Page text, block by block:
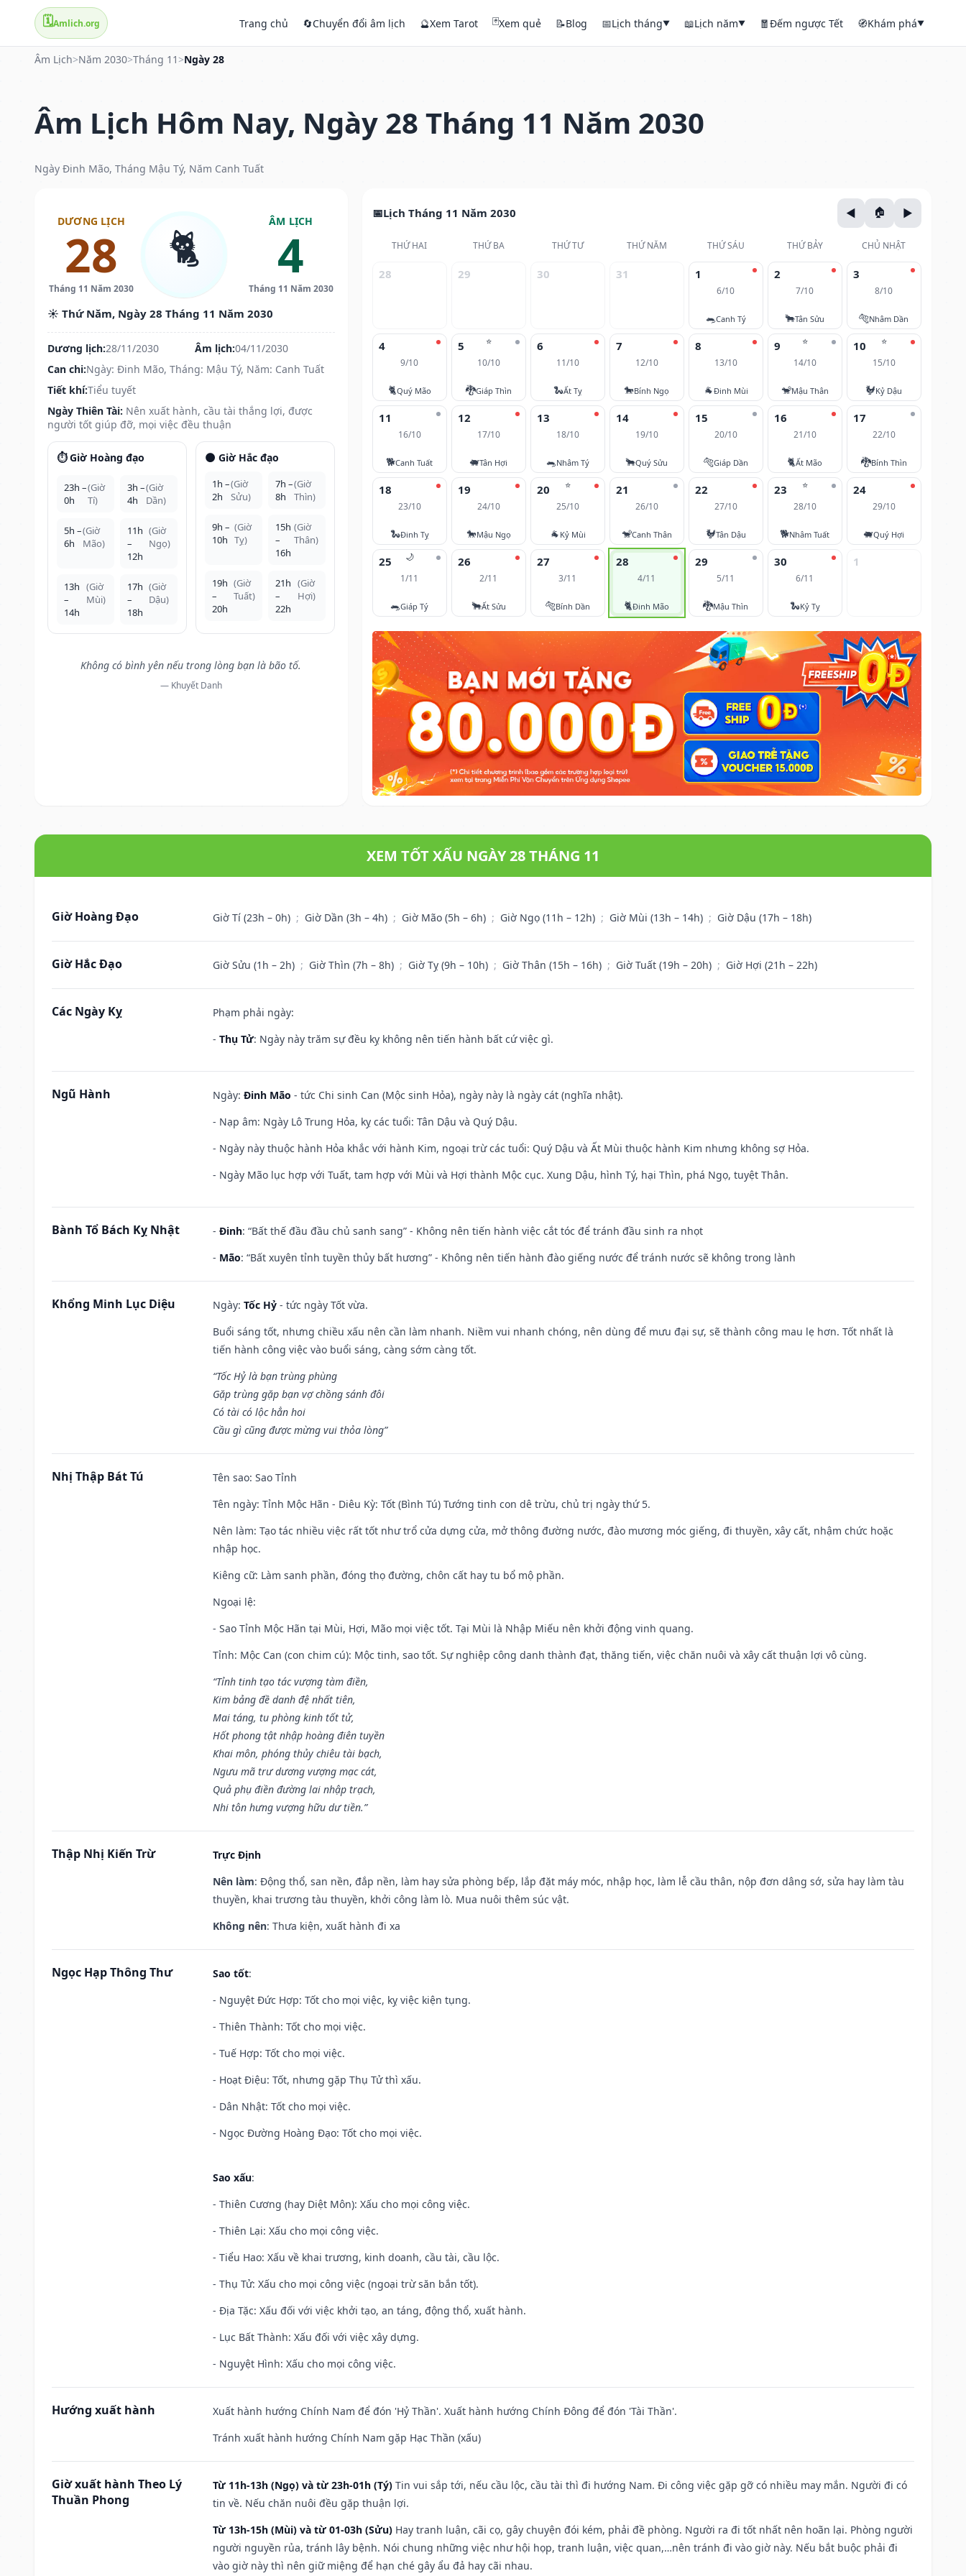
🗓️Amlich.org Trang chủ 🔄Chuyển đổi âm lịch 🔮Xem Tarot 🃏Xem quẻ 📝Blog 📅Lịch tháng▼ 📖Lịch năm▼ 🧧Đếm ngược Tết 🧭Khám phá▼
Âm Lịch>Năm 2030>Tháng 11 >Ngày 28
Âm Lịch Hôm Nay, Ngày 28 Tháng 11 Năm 2030
Ngày Đinh Mão, Tháng Mậu Tý, Năm Canh Tuất
DƯƠNG LỊCH
28
Tháng 11 Năm 2030
🐈 ÂM LỊCH
4
Tháng 11 Năm 2030
☀️ Thứ Năm, Ngày 28 Tháng 11 Năm 2030
Dương lịch:28/11/2030 Âm lịch:04/11/2030
Can chi:Ngày: Đinh Mão, Tháng: Mậu Tý, Năm: Canh Tuất
Tiết khí:Tiểu tuyết
Ngày Thiên Tài: Nên xuất hành, cầu tài thắng lợi, được
người tốt giúp đỡ, mọi việc đều thuận
⏱️ Giờ Hoàng đạo
23h –
0h
(Giờ
Tí)
3h –
4h
(Giờ
Dần)
5h –
6h
(Giờ
Mão)
11h
–
12h
(Giờ
Ngọ)
13h
–
14h
(Giờ
Mùi)
17h
–
18h
(Giờ
Dậu)
🌑 Giờ Hắc đạo
1h –
2h
(Giờ
Sửu)
7h –
8h
(Giờ
Thìn)
9h –
10h
(Giờ
Tỵ)
15h
–
16h
(Giờ
Thân)
19h
–
20h
(Giờ
Tuất)
21h
–
22h
(Giờ
Hợi)
Không có bình yên nếu trong lòng bạn là bão tố.
— Khuyết Danh
Lịch Tháng 11 Năm 2030
THỨ HAI THỨ BA THỨ TƯ THỨ NĂM THỨ SÁU THỨ BẢY CHỦ NHẬT
28 29 30 31 1
6/10
🐀Canh Tý
2
7/10
🐂Tân Sửu
3
8/10
🐅Nhâm Dần
4
9/10
🐈Quý Mão
⭐
5
10/10
🐉Giáp Thìn
6
11/10
🐍Ất Tỵ
7
12/10
🐎Bính Ngọ
8
13/10
🐐Đinh Mùi
⭐
9
14/10
🐒Mậu Thân
⭐
10
15/10
🐓Kỷ Dậu
11
16/10
🐕Canh Tuất
12
17/10
🐖Tân Hợi
13
18/10
🐀Nhâm Tý
14
19/10
🐂Quý Sửu
15
20/10
🐅Giáp Dần
16
21/10
🐈Ất Mão
17
22/10
🐉Bính Thìn
18
23/10
🐍Đinh Tỵ
19
24/10
🐎Mậu Ngọ
⭐
20
25/10
🐐 Kỷ Mùi
21
26/10
🐒Canh Thân
22
27/10
🐓Tân Dậu
⭐
23
28/10
🐕Nhâm Tuất
24
29/10
🐖Quý Hợi
🌙
25
1/11
🐀Giáp Tý
26
2/11
🐂Ất Sửu
27
3/11
🐅Bính Dần
28
4/11
🐈Đinh Mão
29
5/11
🐉Mậu Thìn
30
6/11
🐍Kỷ Tỵ
1
XEM TỐT XẤU NGÀY 28 THÁNG 11
Giờ Hoàng Đạo Giờ Tí (23h – 0h) ; Giờ Dần (3h – 4h) ; Giờ Mão (5h – 6h) ; Giờ Ngọ (11h – 12h) ; Giờ Mùi (13h – 14h) ; Giờ Dậu (17h – 18h)
Giờ Hắc Đạo Giờ Sửu (1h – 2h) ; Giờ Thìn (7h – 8h) ; Giờ Tỵ (9h – 10h) ; Giờ Thân (15h – 16h) ; Giờ Tuất (19h – 20h) ; Giờ Hợi (21h – 22h)
Các Ngày Kỵ
Phạm phải ngày:
- Thụ Tử: Ngày này trăm sự đều kỵ không nên tiến hành bất cứ việc gì.
Ngũ Hành Ngày: Đinh Mão - tức Chi sinh Can (Mộc sinh Hỏa), ngày này là ngày cát (nghĩa nhật).
- Nạp âm: Ngày Lô Trung Hỏa, kỵ các tuổi: Tân Dậu và Quý Dậu.
- Ngày này thuộc hành Hỏa khắc với hành Kim, ngoại trừ các tuổi: Quý Dậu và Ất Mùi thuộc hành Kim nhưng không sợ Hỏa.
- Ngày Mão lục hợp với Tuất, tam hợp với Mùi và Hợi thành Mộc cục. Xung Dậu, hình Tý, hại Thìn, phá Ngọ, tuyệt Thân.
Bành Tổ Bách Kỵ Nhật - Đinh: “Bất thế đầu đầu chủ sanh sang” - Không nên tiến hành việc cắt tóc để tránh đầu sinh ra nhọt
- Mão: “Bất xuyên tỉnh tuyền thủy bất hương” - Không nên tiến hành đào giếng nước để tránh nước sẽ không trong lành
Khổng Minh Lục Diệu Ngày: Tốc Hỷ - tức ngày Tốt vừa.
Buổi sáng tốt, nhưng chiều xấu nên cần làm nhanh. Niềm vui nhanh chóng, nên dùng để mưu đại sự, sẽ thành công mau lẹ hơn. Tốt nhất là
tiến hành công việc vào buổi sáng, càng sớm càng tốt.
“Tốc Hỷ là bạn trùng phùng
Gặp trùng gặp bạn vợ chồng sánh đôi
Có tài có lộc hẳn hoi
Cầu gì cũng được mừng vui thỏa lòng”
Nhị Thập Bát Tú Tên sao: Sao Tỉnh
Tên ngày: Tỉnh Mộc Hãn - Diêu Kỳ: Tốt (Bình Tú) Tướng tinh con dê trừu, chủ trị ngày thứ 5.
Nên làm: Tạo tác nhiều việc rất tốt như trổ cửa dựng cửa, mở thông đường nước, đào mương móc giếng, đi thuyền, xây cất, nhậm chức hoặc
nhập học.
Kiêng cữ: Làm sanh phần, đóng thọ đường, chôn cất hay tu bổ mộ phần.
Ngoại lệ:
- Sao Tỉnh Mộc Hãn tại Mùi, Hợi, Mão mọi việc tốt. Tại Mùi là Nhập Miếu nên khởi động vinh quang.
Tỉnh: Mộc Can (con chim cú): Mộc tinh, sao tốt. Sự nghiệp công danh thành đạt, thăng tiến, việc chăn nuôi và xây cất thuận lợi vô cùng.
“Tỉnh tinh tạo tác vượng tàm điền,
Kim bảng đề danh đệ nhất tiên,
Mai táng, tu phòng kinh tốt tử,
Hốt phong tật nhập hoàng điên tuyền
Khai môn, phóng thủy chiêu tài bạch,
Ngưu mã trư dương vượng mạc cát,
Quả phụ điền đường lai nhập trạch,
Nhi tôn hưng vượng hữu dư tiền.”
Thập Nhị Kiến Trừ
Trực Định
Nên làm: Động thổ, san nền, đắp nền, làm hay sửa phòng bếp, lắp đặt máy móc, nhập học, làm lễ cầu thân, nộp đơn dâng sớ, sửa hay làm tàu
thuyền, khai trương tàu thuyền, khởi công làm lò. Mua nuôi thêm súc vật.
Không nên: Thưa kiện, xuất hành đi xa
Ngọc Hạp Thông Thư Sao tốt:
- Nguyệt Đức Hợp: Tốt cho mọi việc, kỵ việc kiện tụng.
- Thiên Thành: Tốt cho mọi việc.
- Tuế Hợp: Tốt cho mọi việc.
- Hoạt Điệu: Tốt, nhưng gặp Thụ Tử thì xấu.
- Dân Nhật: Tốt cho mọi việc.
- Ngọc Đường Hoàng Đạo: Tốt cho mọi việc.
Sao xấu:
- Thiên Cương (hay Diệt Môn): Xấu cho mọi công việc.
- Thiên Lại: Xấu cho mọi công việc.
- Tiểu Hao: Xấu về khai trương, kinh doanh, cầu tài, cầu lộc.
- Thụ Tử: Xấu cho mọi công việc (ngoại trừ săn bắn tốt).
- Địa Tặc: Xấu đối với việc khởi tạo, an táng, động thổ, xuất hành.
- Lục Bất Thành: Xấu đối với việc xây dựng.
- Nguyệt Hình: Xấu cho mọi công việc.
Hướng xuất hành
Xuất hành hướng Chính Nam để đón 'Hỷ Thần'. Xuất hành hướng Chính Đông để đón 'Tài Thần'.
Tránh xuất hành hướng Chính Nam gặp Hạc Thần (xấu)
Giờ xuất hành Theo Lý
Thuần Phong
Từ 11h-13h (Ngọ) và từ 23h-01h (Tý) Tin vui sắp tới, nếu cầu lộc, cầu tài thì đi hướng Nam. Đi công việc gặp gỡ có nhiều may mắn. Người đi có
tin về. Nếu chăn nuôi đều gặp thuận lợi.
Từ 13h-15h (Mùi) và từ 01-03h (Sửu) Hay tranh luận, cãi cọ, gây chuyện đói kém, phải đề phòng. Người ra đi tốt nhất nên hoãn lại. Phòng người
người nguyền rủa, tránh lây bệnh. Nói chung những việc như hội họp, tranh luận, việc quan,…nên tránh đi vào giờ này. Nếu bắt buộc phải đi
vào giờ này thì nên giữ miệng để hạn ché gây ẩu đả hay cãi nhau.